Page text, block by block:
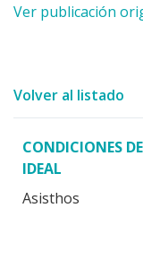
Ver publicación
Volver al listado
CONDICIONES
IDEAL
Asisthos